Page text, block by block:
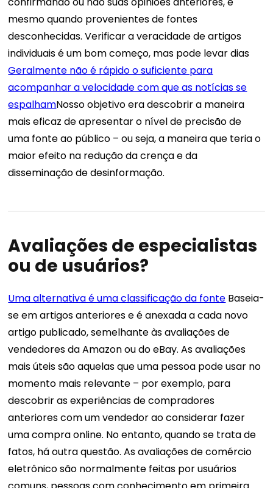
mesmo quando provenientes de fontes
desconhecidas. Verificar a veracidade de artigos
individuais é um bom começo, mas pode levar dias
Geralmente não é rápido o suficiente para
acompanhar a velocidade com que as notícias se
espalhamNosso objetivo era descobrir a maneira
mais eficaz de apresentar o nível de precisão de
uma fonte ao público – ou seja, a maneira que teria o
maior efeito na redução da crença e da
disseminação de desinformação.
Avaliações de especialistas
ou de usuários?
Uma alternativa é uma classificação da fonte Baseia-
se em artigos anteriores e é anexada a cada novo
artigo publicado, semelhante às avaliações de
vendedores da Amazon ou do eBay. As avaliações
mais úteis são aquelas que uma pessoa pode usar no
momento mais relevante – por exemplo, para
descobrir as experiências de compradores
anteriores com um vendedor ao considerar fazer
uma compra online. No entanto, quando se trata de
fatos, há outra questão. As avaliações de comércio
eletrônico são normalmente feitas por usuários